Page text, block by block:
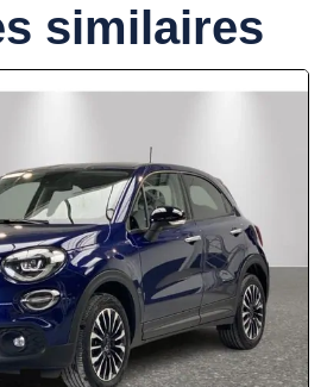
similaires